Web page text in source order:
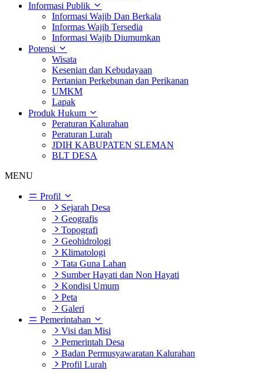
Informasi Publik
Informasi Wajib Dan Berkala
Informas Wajib Tersedia
Informasi Wajib Diumumkan
Potensi
Wisata
Kesenian dan Kebudayaan
Pertanian Perkebunan dan Perikanan
UMKM
Lapak
Produk Hukum
Peraturan Kalurahan
Peraturan Lurah
JDIH KABUPATEN SLEMAN
BLT DESA
MENU
Profil
Sejarah Desa
Geografis
Topografi
Geohidrologi
Klimatologi
Tata Guna Lahan
Sumber Hayati dan Non Hayati
Kondisi Umum
Peta
Galeri
Pemerintahan
Visi dan Misi
Pemerintah Desa
Badan Permusyawaratan Kalurahan
Profil Lurah